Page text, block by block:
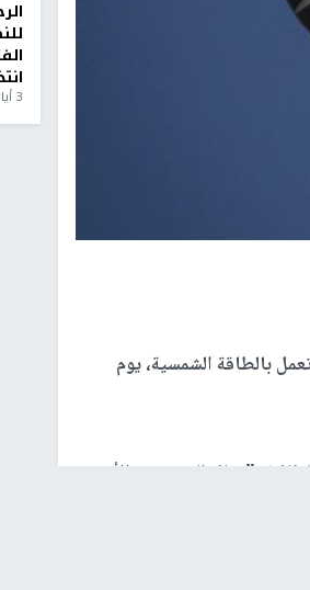
بالطاقة الشمسية، يوم
"هناك العديد من الأمور
3 أيام، 23 ساعة ago